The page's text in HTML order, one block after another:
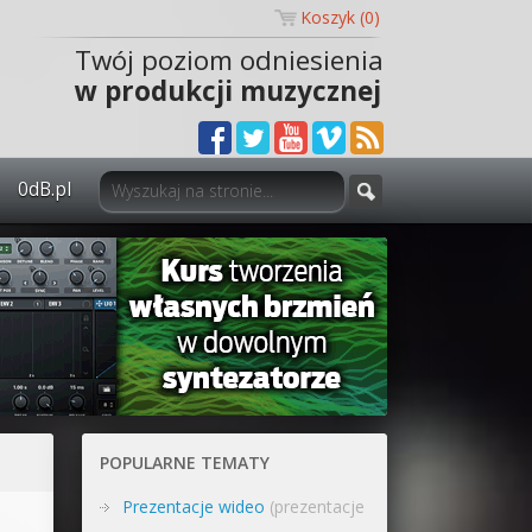
Koszyk (0)
Twój poziom odniesienia
w produkcji muzycznej
0dB.pl
0dB.pl - informacje
Newsletter
Materiały dla mediów
Archiwum aktualności
POPULARNE TEMATY
Prezentacje wideo (prezentacje